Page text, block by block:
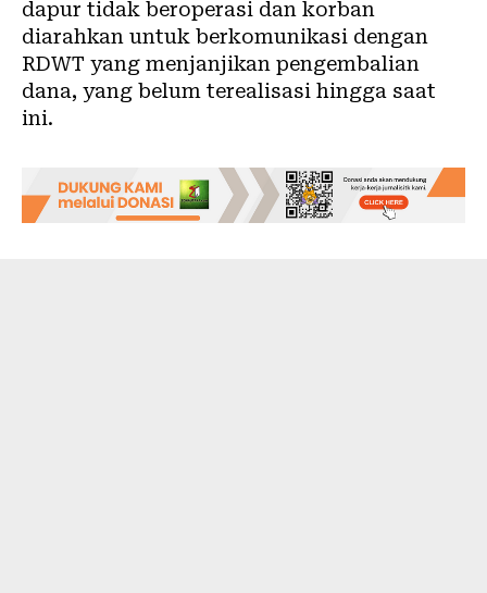
dapur tidak beroperasi dan korban
diarahkan untuk berkomunikasi dengan
RDWT yang menjanjikan pengembalian
dana, yang belum terealisasi hingga saat
ini.